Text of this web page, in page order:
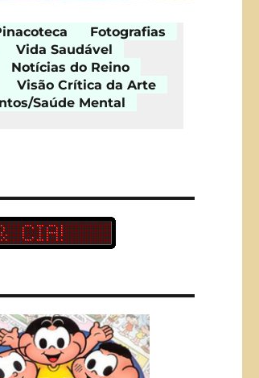
Fotografias
Vida Saudável
Notícias do Reino
Visão Crítica da Arte
Saúde Mental